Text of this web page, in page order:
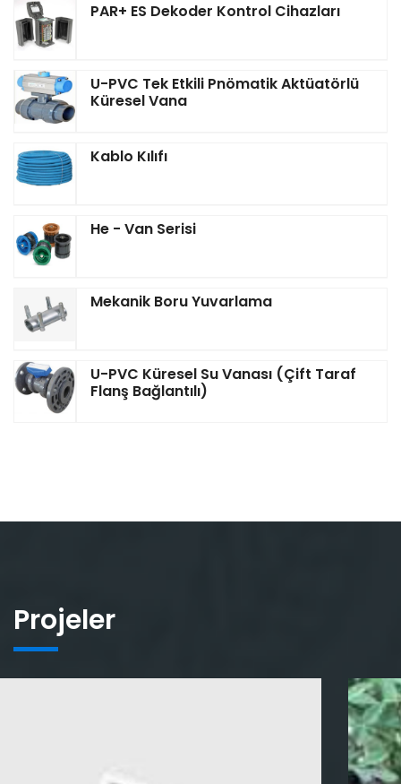
PAR+ ES Dekoder Kontrol Cihazları
U-PVC Tek Etkili Pnömatik Aktüatörlü
Küresel Vana
Kablo Kılıfı
He - Van Serisi
Mekanik Boru Yuvarlama
U-PVC Küresel Su Vanası (Çift Taraf
Flanş Bağlantılı)
Projeler